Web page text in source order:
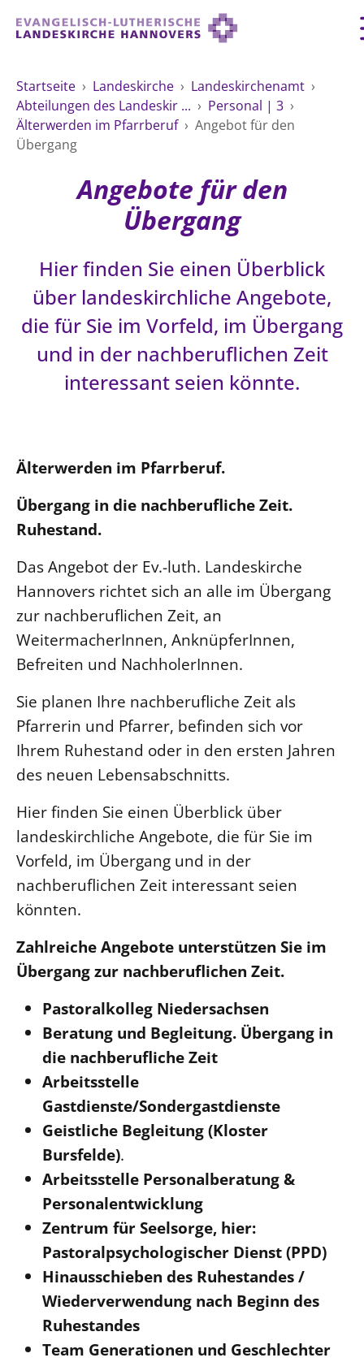
Startseite › Landeskirche › Landeskirchenamt ›
Abteilungen des Landeskir ... › Personal | 3 ›
Älterwerden im Pfarrberuf › Angebot für den
Übergang
Angebote für den
Übergang
Hier finden Sie einen Überblick
über landeskirchliche Angebote,
die für Sie im Vorfeld, im Übergang
und in der nachberuflichen Zeit
interessant seien könnte.
Älterwerden im Pfarrberuf.
Übergang in die nachberufliche Zeit.
Ruhestand.
Das Angebot der Ev.-luth. Landeskirche
Hannovers richtet sich an alle im Übergang
zur nachberuflichen Zeit, an
WeitermacherInnen, AnknüpferInnen,
Befreiten und NachholerInnen.
Sie planen Ihre nachberufliche Zeit als
Pfarrerin und Pfarrer, befinden sich vor
Ihrem Ruhestand oder in den ersten Jahren
des neuen Lebensabschnitts.
Hier finden Sie einen Überblick über
landeskirchliche Angebote, die für Sie im
Vorfeld, im Übergang und in der
nachberuflichen Zeit interessant seien
könnten.
Zahlreiche Angebote unterstützen Sie im
Übergang zur nachberuflichen Zeit.
Pastoralkolleg Niedersachsen
Beratung und Begleitung. Übergang in
die nachberufliche Zeit
Arbeitsstelle
Gastdienste/Sondergastdienste
Geistliche Begleitung (Kloster
Bursfelde).
Arbeitsstelle Personalberatung &
Personalentwicklung
Zentrum für Seelsorge, hier:
Pastoralpsychologischer Dienst (PPD)
Hinausschieben des Ruhestandes /
Wiederverwendung nach Beginn des
Ruhestandes
Team Generationen und Geschlechter
LANDESKIRCHE
LANDESKIRCHE
Sprengel und Kirchenkreise der Landeskirche
Organigramm der Landeskirche
Beschwerdestellen
Konföderation evangelischer Kirchen in
Einrichtungen
Ökumene
Kirche und Finanzen
LANDESKIRCHENAMT
Kollegium
Abteilungen des Landeskirchenamts
Rechnungsprüfungsamt
Fachstelle Sexualisierte Gewalt
Beschwerdestellen
Kirchenämter
Gleichstellung
Datenschutz
Geschäftsstelle Landessynode
LANDESSYNODE
27. Landessynode
Kontakt
Hintergrund
MITARBEIT
Ehrenamt
Freie Stellen
SERVICE
Älterwerden im Pfarrberuf
Beteiligungsverfahren
Beschwerdestellen
Ephoralbüro
Finanzplanung
Fundraising
IT-Service
Corporate Design
Interventionsplan
Jahresgespräche
Kantine Speiseplan
Kirchliches Amtsblatt
SERVICE FÜR GEMEINDEN
AKTIONEN & TERMINE
DEMOKRATIE STÄRKEN
KIRCHENEINTRITT
SPENDE
EVERMORE
RÜCKBLICK: KIRCHENTAG IN HANNOVER
TAUFE BIS TRAUER
TAUFE
KONFIRMATION
HOCHZEIT
FEIERN
Vater unser
Liturgisches Kalenderblatt
Glocken
VERSTEHEN
Bibel
Evangelische Kirche
Positionen
Religionen
HILFE & HELFEN
IM NOTFALL
HILFE IM ALLTAG
LEBEN & STERBEN
MITMACHEN
ZUKUNFT
GESELLSCHAFT & LEBEN
ZUSAMMENLEBEN
Hilfe für Geflüchtete
Partnerschaft weltweit
Friedensethik
Friedensarbeit
Friedensorte
Gegen Gewalt
Erneuerbare Energien
Mobilität
Naturschutz
Gebäude
Impressum
Barrierefreiheit
Freie Stellen
Service für Gemeinden